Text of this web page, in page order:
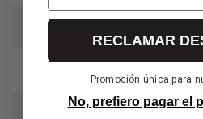
Tensión
RECLAMAR
Promoción única para
No, prefiero pagar el